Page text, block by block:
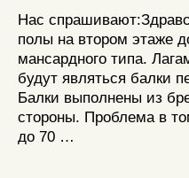
Нас
полы на втором этаже
мансардного типа.
будут являться балки
Балки выполнены из
стороны. Проблема в
до 70 …